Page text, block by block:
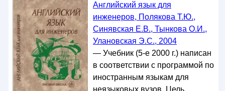
Английский язык для
инженеров, Полякова Т.Ю.,
Синявская Е.В., Тынкова О.И.,
Улановская Э.С., 2004
— Учебник (5-е 2000 г.) написан
в соответствии с программой по
иностранным языкам для